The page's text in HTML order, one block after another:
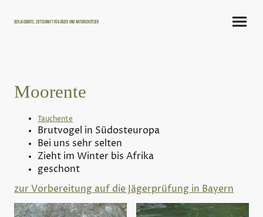
Der Jagdbote, Zeitschrift für Jäger und Naturschützer
Moorente
Tauchente
Brutvogel in Südosteuropa
Bei uns sehr selten
Zieht im Winter bis Afrika
geschont
zur Vorbereitung auf die Jägerprüfung in Bayern